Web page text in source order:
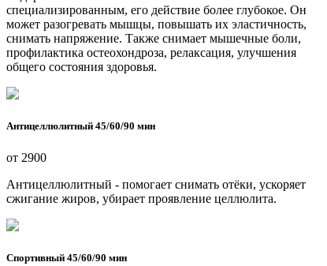
специализированным, его действие более глубокое. Он
может разогревать мышцы, повышать их эластичность,
снимать напряжение. Также снимает мышечные боли,
профилактика остеохондроза, релаксация, улучшения
общего состояния здоровья.
Антицеллюлитный 45/60/90 мин
от 2900
Антицеллюлитный - помогает снимать отёки, ускоряет
сжигание жиров, убирает проявление целлюлита.
Спортивный 45/60/90 мин